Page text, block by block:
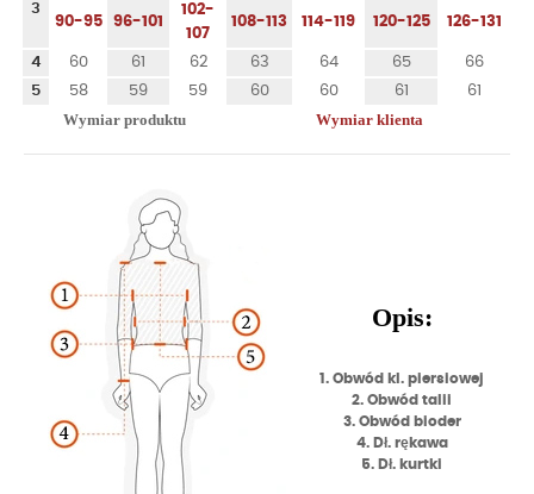
3
90-95 96-101
102-
107
108-113 114-119 120-125 126-131
4 60 61 62 63 64 65
66
5
58 59 59 60 60 61 61
Wymiar produktu Wymiar klienta
Opis:
1. Obwód kl. piersiowej
2. Obwód talii
3. Obwód bioder
4. Dł. rękawa
5. Dł. kurtki